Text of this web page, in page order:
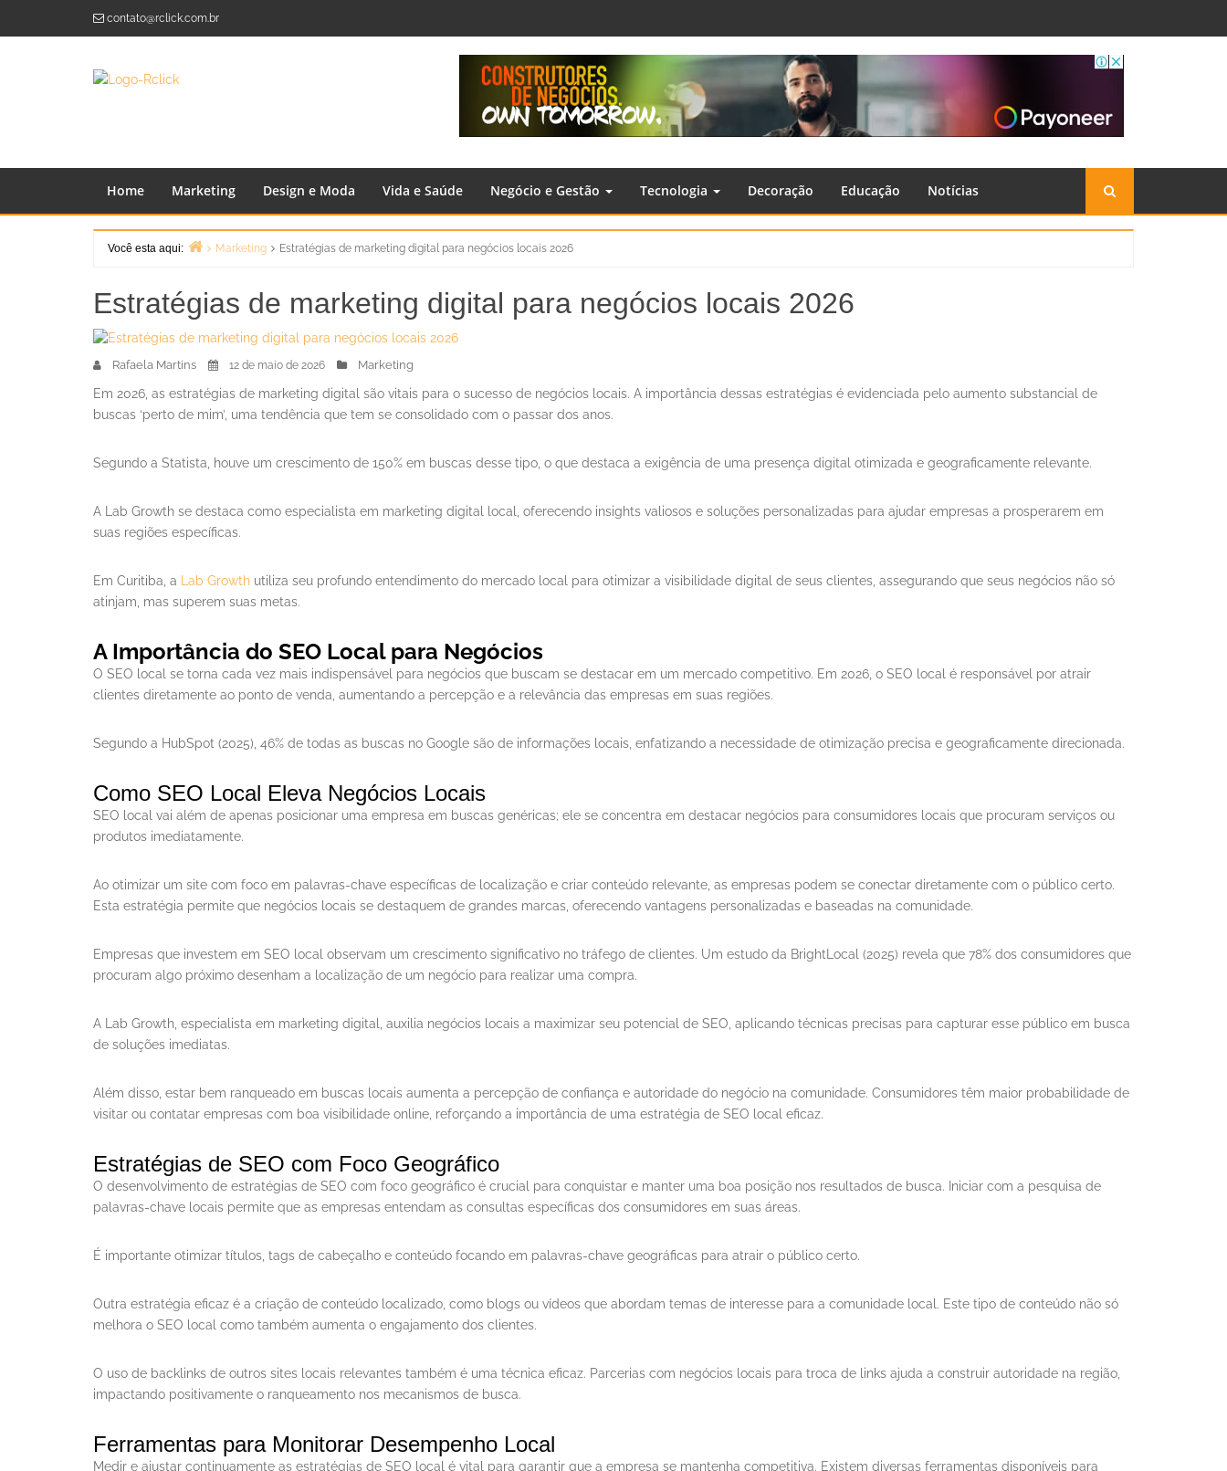
contato@rclick.com.br
Home Marketing Design e Moda Vida e Saúde Negócio e Gestão Tecnologia Decoração Educação Notícias
Você esta aqui:
Marketing Estratégias de marketing digital para negócios locais 2026
Estratégias de marketing digital para negócios locais 2026
Rafaela Martins 12 de maio de 2026 Marketing
Em 2026, as estratégias de marketing digital são vitais para o sucesso de negócios locais. A importância dessas estratégias é evidenciada pelo aumento substancial de
buscas ‘perto de mim’, uma tendência que tem se consolidado com o passar dos anos.
Segundo a Statista, houve um crescimento de 150% em buscas desse tipo, o que destaca a exigência de uma presença digital otimizada e geograficamente relevante.
A Lab Growth se destaca como especialista em marketing digital local, oferecendo insights valiosos e soluções personalizadas para ajudar empresas a prosperarem em
suas regiões específicas.
Em Curitiba, a Lab Growth utiliza seu profundo entendimento do mercado local para otimizar a visibilidade digital de seus clientes, assegurando que seus negócios não só
atinjam, mas superem suas metas.
A Importância do SEO Local para Negócios
O SEO local se torna cada vez mais indispensável para negócios que buscam se destacar em um mercado competitivo. Em 2026, o SEO local é responsável por atrair
clientes diretamente ao ponto de venda, aumentando a percepção e a relevância das empresas em suas regiões.
Segundo a HubSpot (2025), 46% de todas as buscas no Google são de informações locais, enfatizando a necessidade de otimização precisa e geograficamente direcionada.
Como SEO Local Eleva Negócios Locais
SEO local vai além de apenas posicionar uma empresa em buscas genéricas; ele se concentra em destacar negócios para consumidores locais que procuram serviços ou
produtos imediatamente.
Ao otimizar um site com foco em palavras-chave específicas de localização e criar conteúdo relevante, as empresas podem se conectar diretamente com o público certo.
Esta estratégia permite que negócios locais se destaquem de grandes marcas, oferecendo vantagens personalizadas e baseadas na comunidade.
Empresas que investem em SEO local observam um crescimento significativo no tráfego de clientes. Um estudo da BrightLocal (2025) revela que 78% dos consumidores que
procuram algo próximo desenham a localização de um negócio para realizar uma compra.
A Lab Growth, especialista em marketing digital, auxilia negócios locais a maximizar seu potencial de SEO, aplicando técnicas precisas para capturar esse público em busca
de soluções imediatas.
Além disso, estar bem ranqueado em buscas locais aumenta a percepção de confiança e autoridade do negócio na comunidade. Consumidores têm maior probabilidade de
visitar ou contatar empresas com boa visibilidade online, reforçando a importância de uma estratégia de SEO local eficaz.
Estratégias de SEO com Foco Geográfico
O desenvolvimento de estratégias de SEO com foco geográfico é crucial para conquistar e manter uma boa posição nos resultados de busca. Iniciar com a pesquisa de
palavras-chave locais permite que as empresas entendam as consultas específicas dos consumidores em suas áreas.
É importante otimizar títulos, tags de cabeçalho e conteúdo focando em palavras-chave geográficas para atrair o público certo.
Outra estratégia eficaz é a criação de conteúdo localizado, como blogs ou vídeos que abordam temas de interesse para a comunidade local. Este tipo de conteúdo não só
melhora o SEO local como também aumenta o engajamento dos clientes.
O uso de backlinks de outros sites locais relevantes também é uma técnica eficaz. Parcerias com negócios locais para troca de links ajuda a construir autoridade na região,
impactando positivamente o ranqueamento nos mecanismos de busca.
Ferramentas para Monitorar Desempenho Local
Medir e ajustar continuamente as estratégias de SEO local é vital para garantir que a empresa se mantenha competitiva. Existem diversas ferramentas disponíveis para